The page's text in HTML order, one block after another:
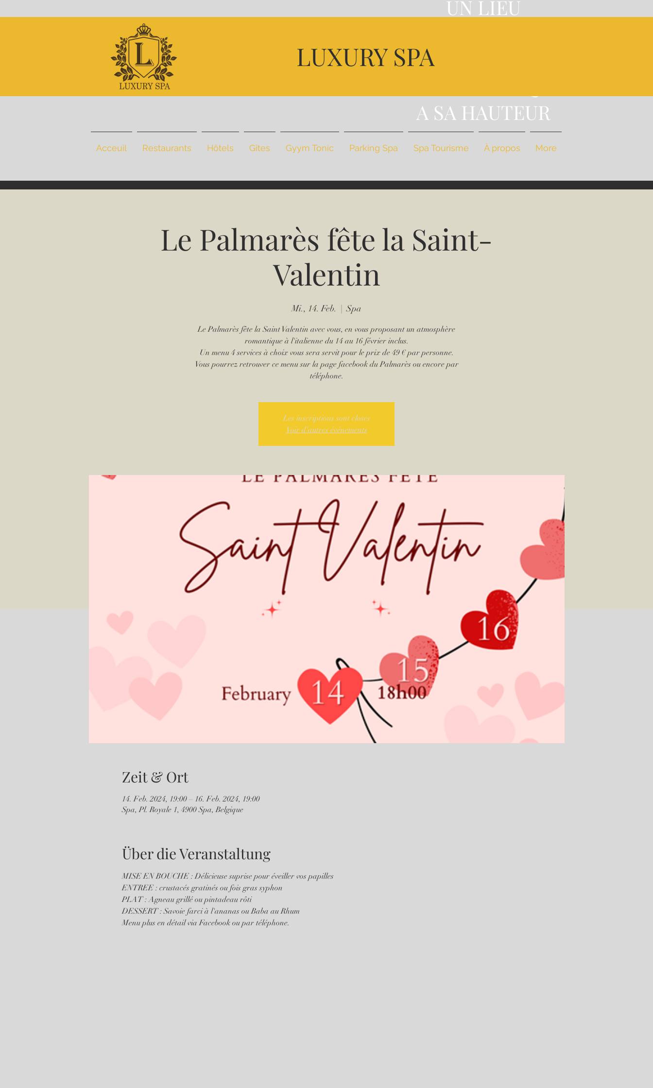
LUXURY SPA
Acceuil Restaurants Hôtels Gîtes Gyym Tonic Parking Spa Spa Tourisme À propos More
Le Palmarès fête la Saint-
Valentin
Mi., 14. Feb.
  |
Spa
Le Palmarès fête la Saint Valentin avec vous, en vous proposant un atmosphère
romantique à l'italienne du 14 au 16 février inclus.
Un menu 4 services à choix vous sera servit pour le prix de 49 € par personne.
Vous pourrez retrouver ce menu sur la page facebook du Palmarès ou encore par
téléphone.
Les inscriptions sont closes
Voir d'autres événements
Zeit & Ort
14. Feb. 2024, 19:00 – 16. Feb. 2024, 19:00
Spa, Pl. Royale 1, 4900 Spa, Belgique
Über die Veranstaltung
MISE EN BOUCHE : Délicieuse suprise pour éveiller vos papilles
ENTREE : crustacés gratinés ou fois gras syphon
PLAT : Agneau grillé ou pintadeau rôti
DESSERT : Savoie farci à l'ananas ou Baba au Rhum
Menu plus en détail via Facebook ou par téléphone.
UN LIEU
UNE CUISINE
A SA HAUTEUR